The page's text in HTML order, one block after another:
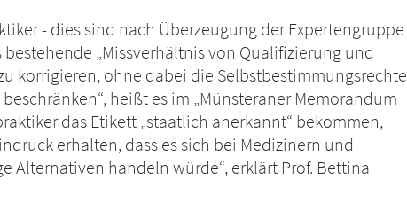
- dies sind nach Überzeugung der Expertengruppe
„Missverhältnis von Qualifizierung und
korrigieren, ohne dabei die Selbstbestimmungsrechte
heißt es im „Münsteraner Memorandum
das Etikett „staatlich anerkannt“ bekommen,
erhalten, dass es sich bei Medizinern und
Alternativen handeln würde“, erklärt Prof. Bettina